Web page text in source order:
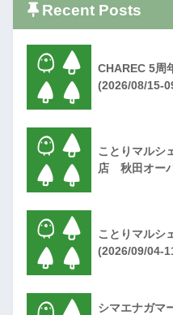
Recent Posts
CHAREC 5周
(2026/08/15-
ことりマルシ
店 秋田オー
ことりマルシ
(2026/09/04-
シマエナガマ